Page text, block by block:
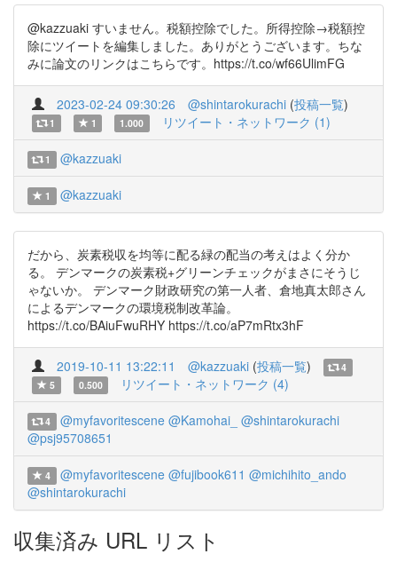
@kazzuaki すいません。税額控除でした。所得控除→税額控
除にツイートを編集しました。ありがとうございます。ちな
みに論文のリンクはこちらです。https://t.co/wf66UlimFG
2023-02-24 09:30:26 @shintarokurachi (投稿一覧)
1 1 1.000 リツイート・ネットワーク (1)
1 @kazzuaki
1 @kazzuaki
だから、炭素税収を均等に配る緑の配当の考えはよく分か
る。 デンマークの炭素税+グリーンチェックがまさにそうじ
ゃないか。 デンマーク財政研究の第一人者、倉地真太郎さん
によるデンマークの環境税制改革論。
https://t.co/BAiuFwuRHY https://t.co/aP7mRtx3hF
2019-10-11 13:22:11 @kazzuaki (投稿一覧)
4
5
0.500 リツイート・ネットワーク (4)
4 @myfavoritescene @Kamohai_ @shintarokurachi
@psj95708651
4 @myfavoritescene @fujibook611 @michihito_ando
@shintarokurachi
収集済み URL リスト